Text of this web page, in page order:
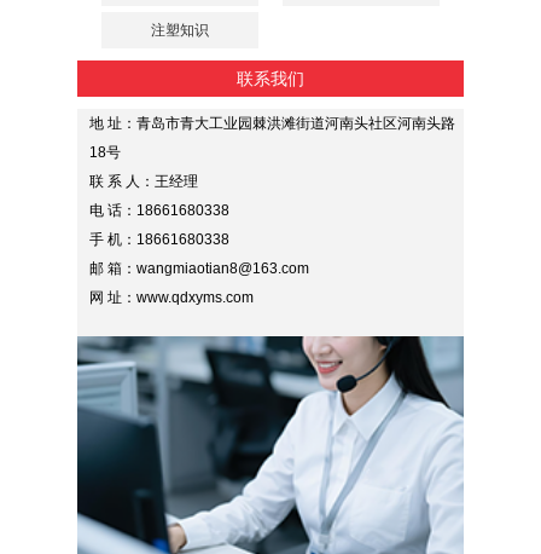
注塑知识
联系我们
地 址：青岛市青大工业园棘洪滩街道河南头社区河南头路
18号
联 系 人：王经理
电 话：18661680338
手 机：18661680338
邮 箱：wangmiaotian8@163.com
网 址：www.qdxyms.com